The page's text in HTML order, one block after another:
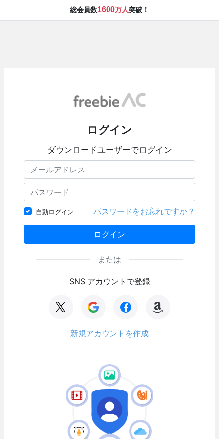
総会員数1600万人突破！
ログイン
ダウンロードユーザーでログイン
自動ログイン パスワードをお忘れですか？
ログイン
または
SNS アカウントで登録
新規アカウントを作成